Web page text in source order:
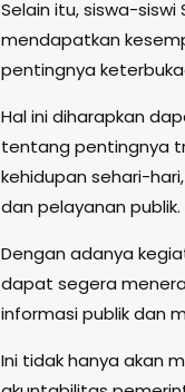
Selain itu, siswa-siswi
mendapatkan
pentingnya
Hal ini diharapkan
tentang pentingnya
kehidupan sehari-
dan pelayanan publik.
Dengan adanya
dapat segera
informasi publik dan
Ini tidak hanya akan